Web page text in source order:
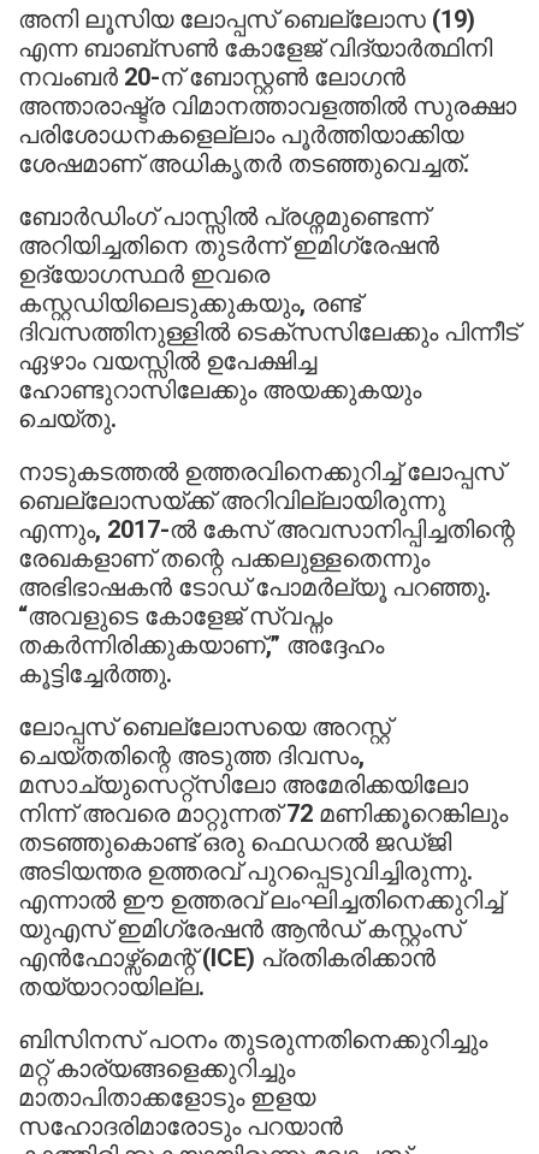
അനി ലൂസിയ ലോപ്പസ് ബെല്ലോസ (19)
എന്ന ബാബ്സൺ കോളേജ് വിദ്യാർത്ഥിനി
നവംബർ 20-ന് ബോസ്റ്റൺ ലോഗൻ
അന്താരാഷ്ട്ര വിമാനത്താവളത്തിൽ സുരക്ഷാ
പരിശോധനകളെല്ലാം പൂർത്തിയാക്കിയ
ശേഷമാണ് അധികൃതർ തടഞ്ഞുവെച്ചത്.
ബോർഡിംഗ് പാസ്സിൽ പ്രശ്നമുണ്ടെന്ന്
അറിയിച്ചതിനെ തുടർന്ന് ഇമിഗ്രേഷൻ
ഉദ്യോഗസ്ഥർ ഇവരെ
കസ്റ്റഡിയിലെടുക്കുകയും, രണ്ട്
ദിവസത്തിനുള്ളിൽ ടെക്സസിലേക്കും പിന്നീട്
ഏഴാം വയസ്സിൽ ഉപേക്ഷിച്ച
ഹോണ്ടുറാസിലേക്കും അയക്കുകയും
ചെയ്തു.
നാടുകടത്തൽ ഉത്തരവിനെക്കുറിച്ച് ലോപ്പസ്
ബെല്ലോസയ്ക്ക് അറിവില്ലായിരുന്നു
എന്നും, 2017-ൽ കേസ് അവസാനിപ്പിച്ചതിന്റെ
രേഖകളാണ് തന്റെ പക്കലുള്ളതെന്നും
അഭിഭാഷകൻ ടോഡ് പോമർല്യൂ പറഞ്ഞു.
“അവളുടെ കോളേജ് സ്വപ്നം
തകർന്നിരിക്കുകയാണ്,” അദ്ദേഹം
കൂട്ടിച്ചേർത്തു.
ലോപ്പസ് ബെല്ലോസയെ അറസ്റ്റ്
ചെയ്തതിന്റെ അടുത്ത ദിവസം,
മസാച്യുസെറ്റ്സിലോ അമേരിക്കയിലോ
നിന്ന് അവരെ മാറ്റുന്നത് 72 മണിക്കൂറെങ്കിലും
തടഞ്ഞുകൊണ്ട് ഒരു ഫെഡറൽ ജഡ്ജി
അടിയന്തര ഉത്തരവ് പുറപ്പെടുവിച്ചിരുന്നു.
എന്നാൽ ഈ ഉത്തരവ് ലംഘിച്ചതിനെക്കുറിച്ച്
യുഎസ് ഇമിഗ്രേഷൻ ആൻഡ് കസ്റ്റംസ്
എൻഫോഴ്സ്മെന്റ് (ICE) പ്രതികരിക്കാൻ
തയ്യാറായില്ല.
ബിസിനസ് പഠനം തുടരുന്നതിനെക്കുറിച്ചും
മറ്റ് കാര്യങ്ങളെക്കുറിച്ചും
മാതാപിതാക്കളോടും ഇളയ
സഹോദരിമാരോടും പറയാൻ